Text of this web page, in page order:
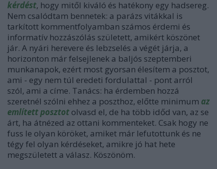
kérdést, hogy mitől kiváló és hatékony egy hadsereg.
Nem csalódtam bennetek: a parázs vitákkal is
tarkított kommentfolyamban számos érdemi és
informatív hozzászólás született, amikért köszönet
jár. A nyári herevere és lebzselés a végét járja, a
horizonton már felsejlenek a baljós szeptemberi
munkanapok, ezért most gyorsan élesítem a posztot,
ami - egy nem túl eredeti fordulattal - pont arról
szól, ami a címe. Tanács: ha érdemben hozzá
szeretnél szólni ehhez a poszthoz, előtte minimum az
említett posztot olvasd el, de ha több időd van, az se
árt, ha átnézed az ottani kommenteket. Csak hogy ne
fuss le olyan köröket, amiket már lefutottunk és ne
tégy fel olyan kérdéseket, amikre jó hat hete
megszületett a válasz. Köszönöm.